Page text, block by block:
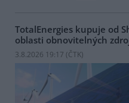
TotalEnergies kupuje od
oblasti obnovitelných
3.8.2026 19:17 (ČTK)